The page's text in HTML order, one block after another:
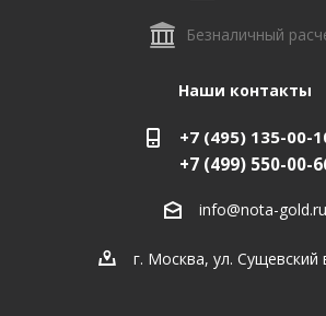
Безналичный
Наши контакты
+7 (495) 135-00-
+7 (499) 550-00-
info@nota-gold.ru
г. Москва, ул. Сущевский